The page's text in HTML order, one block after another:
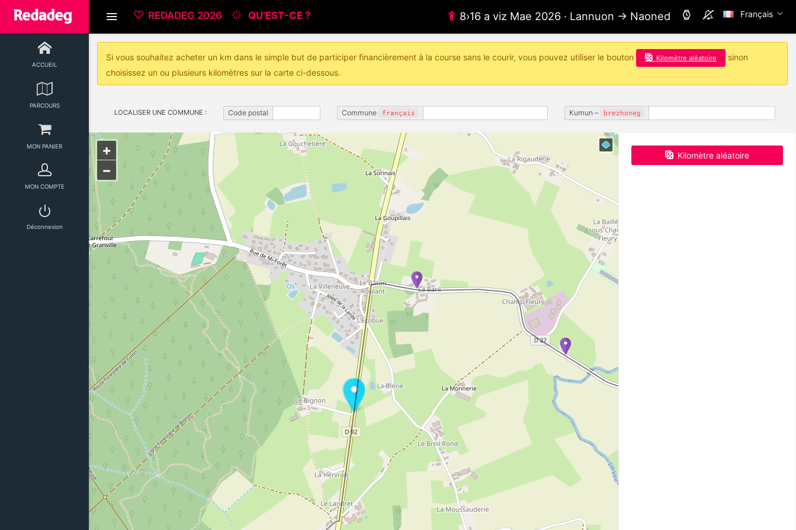
REDADEG 2026 QU’EST-CE ? 8›16 a viz Mae 2026 · Lannuon → Naoned Français
ACCUEIL
PARCOURS
MON PANIER
MON COMPTE
Déconnexion
Si vous souhaitez acheter un km dans le simple but de participer financièrement à la course sans le courir, vous pouvez utiliser le bouton Kilomètre aléatoire
sinon
choisissez un ou plusieurs kilomètres sur la carte ci-dessous.
LOCALISER UNE COMMUNE : Code postal Commune français Kumun – brezhoneg
+
−
Kilomètre aléatoire